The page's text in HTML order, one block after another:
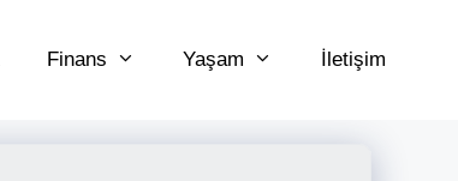
Finans Yaşam İletişim